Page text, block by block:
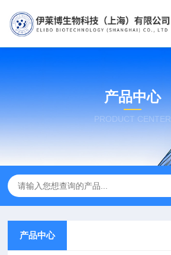
产品中心
PRODUCT CENTER
产品中心